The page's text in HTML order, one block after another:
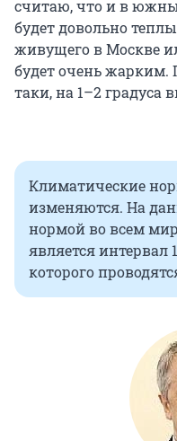
считаю, что и в
будет довольно
живущего в Москве
будет очень жарким.
таки, на 1–2
Климатические
изменяются. На
нормой во всем
является интервал
которого